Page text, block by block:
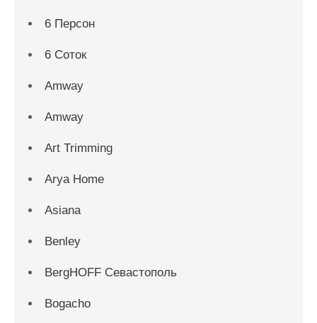
6 Персон
6 Соток
Amway
Amway
Art Trimming
Arya Home
Asiana
Benley
BergHOFF Севастополь
Bogacho